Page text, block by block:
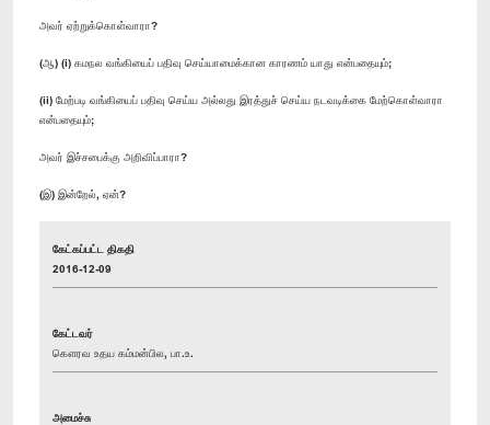
அவர் ஏற்றுக்கொள்வாரா?
(ஆ) (i) கமநல வங்கியைப் பதிவு செய்யாமைக்கான காரணம் யாது என்பதையும்;
(ii) மேற்படி வங்கியைப் பதிவு செய்ய அல்லது இரத்துச் செய்ய நடவடிக்கை மேற்கொள்வாரா
என்பதையும்;
அவர் இச்சபைக்கு அறிவிப்பாரா?
(இ) இன்றேல், ஏன்?
கேட்கப்பட்ட திகதி
2016-12-09
கேட்டவர்
கௌரவ உதய கம்மன்பில, பா.உ.
அமைச்சு